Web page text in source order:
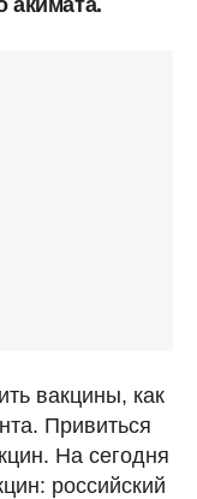
вакцины, как
Привиться
На сегодня
российский